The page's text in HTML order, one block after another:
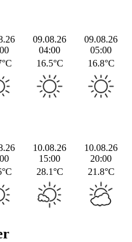
09.08.26
04:00
09.08.26
05:00
16.5°C 16.8°C
10.08.26
15:00
10.08.26
20:00
28.1°C 21.8°C